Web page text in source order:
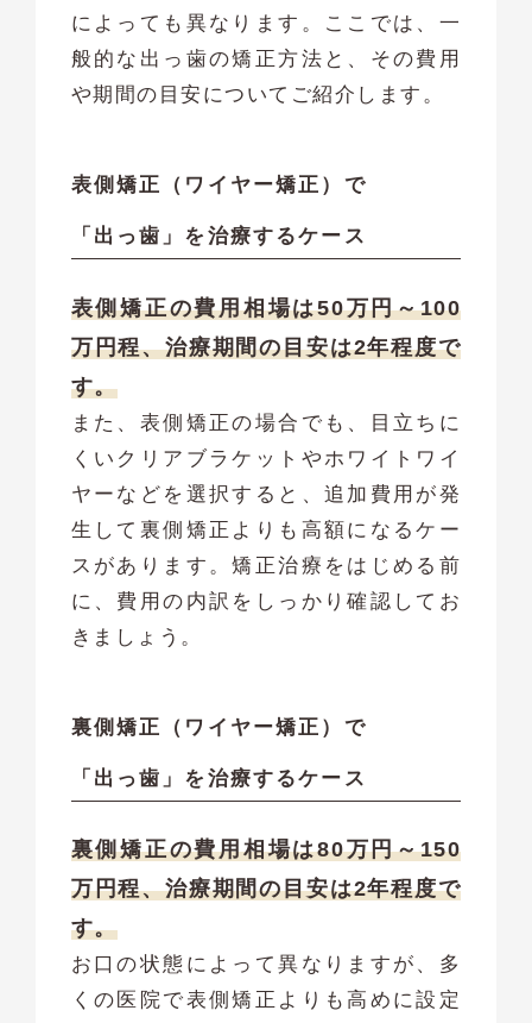
によっても異なります。ここでは、一
般的な出っ歯の矯正方法と、その費用
や期間の目安についてご紹介します。
表側矯正（ワイヤー矯正）で
「出っ歯」を治療するケース
表側矯正の費用相場は50万円～100
万円程、治療期間の目安は2年程度で
す。
また、表側矯正の場合でも、目立ちに
くいクリアブラケットやホワイトワイ
ヤーなどを選択すると、追加費用が発
生して裏側矯正よりも高額になるケー
スがあります。矯正治療をはじめる前
に、費用の内訳をしっかり確認してお
きましょう。
裏側矯正（ワイヤー矯正）で
「出っ歯」を治療するケース
裏側矯正の費用相場は80万円～150
万円程、治療期間の目安は2年程度で
す。
お口の状態によって異なりますが、多
くの医院で表側矯正よりも高めに設定